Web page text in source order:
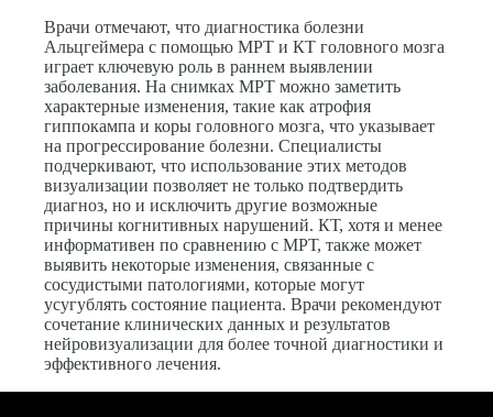
Врачи отмечают, что диагностика болезни
Альцгеймера с помощью МРТ и КТ головного мозга
играет ключевую роль в раннем выявлении
заболевания. На снимках МРТ можно заметить
характерные изменения, такие как атрофия
гиппокампа и коры головного мозга, что указывает
на прогрессирование болезни. Специалисты
подчеркивают, что использование этих методов
визуализации позволяет не только подтвердить
диагноз, но и исключить другие возможные
причины когнитивных нарушений. КТ, хотя и менее
информативен по сравнению с МРТ, также может
выявить некоторые изменения, связанные с
сосудистыми патологиями, которые могут
усугублять состояние пациента. Врачи рекомендуют
сочетание клинических данных и результатов
нейровизуализации для более точной диагностики и
эффективного лечения.